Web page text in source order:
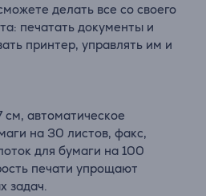
делать все со своего
печатать документы и
принтер, управлять им и
автоматическое
на 30 листов, факс,
для бумаги на 100
печати упрощают
задач.